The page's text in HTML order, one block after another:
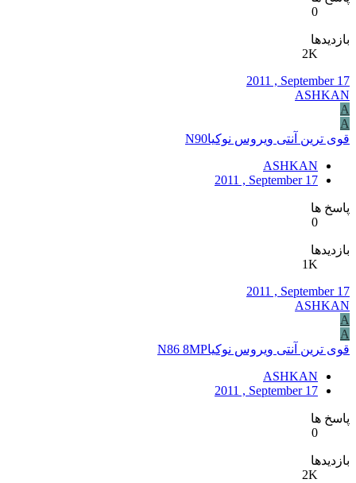
0
بازدیدها
2K
2011 , September 17
ASHKAN
A
A
قوی ترین آنتی ویروس نوکیاN90
ASHKAN
2011 , September 17
پاسخ ها
0
بازدیدها
1K
2011 , September 17
ASHKAN
A
A
قوی ترین آنتی ویروس نوکیاN86 8MP
ASHKAN
2011 , September 17
پاسخ ها
0
بازدیدها
2K